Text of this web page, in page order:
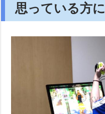
思っている方に